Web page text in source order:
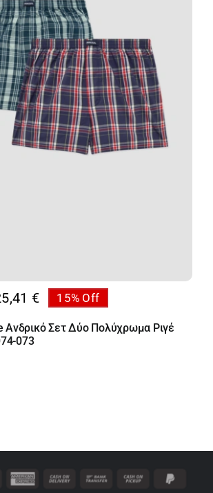
€Price
22,01 €
15% Off
Ανδρικό Σετ Δύο Πολύχρωμα Ριγέ
073